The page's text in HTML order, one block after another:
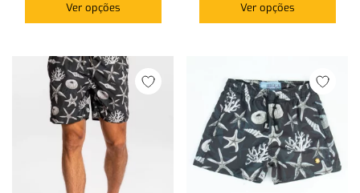
Ver opções Ver opções
Login comFacebook Login comGoogle
Login comFacebook Login comGoogle